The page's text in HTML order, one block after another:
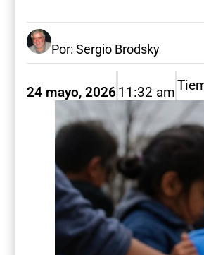
Por: Sergio Brodsky
24 mayo, 202611:32 am